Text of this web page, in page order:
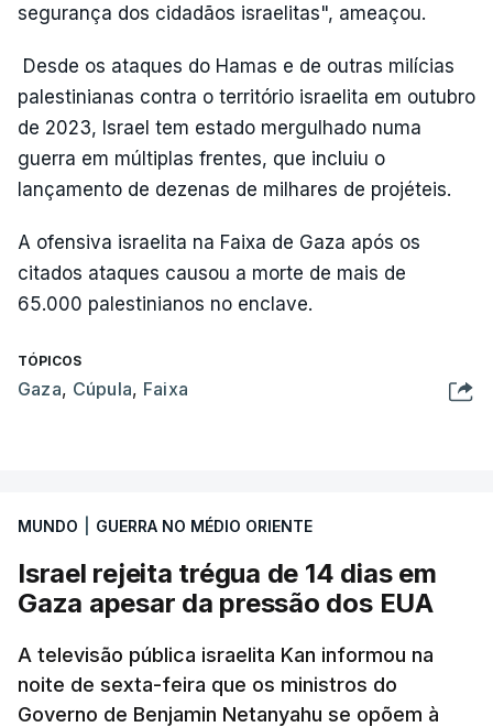
segurança dos cidadãos israelitas", ameaçou.
Desde os ataques do Hamas e de outras milícias
palestinianas contra o território israelita em outubro
de 2023, Israel tem estado mergulhado numa
guerra em múltiplas frentes, que incluiu o
lançamento de dezenas de milhares de projéteis.
A ofensiva israelita na Faixa de Gaza após os
citados ataques causou a morte de mais de
65.000 palestinianos no enclave.
TÓPICOS
Gaza, Cúpula, Faixa
MUNDO GUERRA NO MÉDIO ORIENTE
Israel rejeita trégua de 14 dias em
Gaza apesar da pressão dos EUA
A televisão pública israelita Kan informou na
noite de sexta-feira que os ministros do
Governo de Benjamin Netanyahu se opõem à